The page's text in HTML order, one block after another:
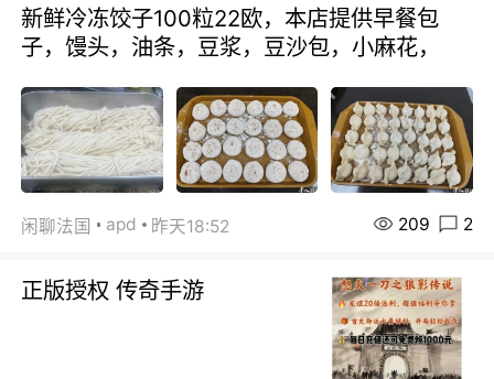
新鲜冷冻饺子100粒22欧，本店提供早餐包
子，馒头，油条，豆浆，豆沙包，小麻花，
闲聊法国 apd 昨天18:52 209 2
正版授权 传奇手游